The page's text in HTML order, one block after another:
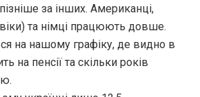
за інших. Американці,
та німці працюють довше.
на нашому графіку, де видно в
на пенсії та скільки років